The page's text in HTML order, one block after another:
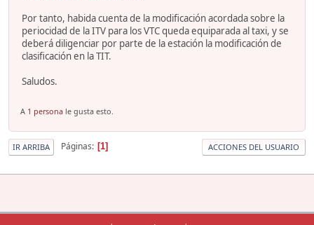
Por tanto, habida cuenta de la modificación acordada sobre la
periocidad de la ITV para los VTC queda equiparada al taxi, y se
deberá diligenciar por parte de la estación la modificación de
clasificación en la TIT.
Saludos.
A 1 persona le gusta esto.
IR ARRIBA Páginas 1 ACCIONES DEL USUARIO